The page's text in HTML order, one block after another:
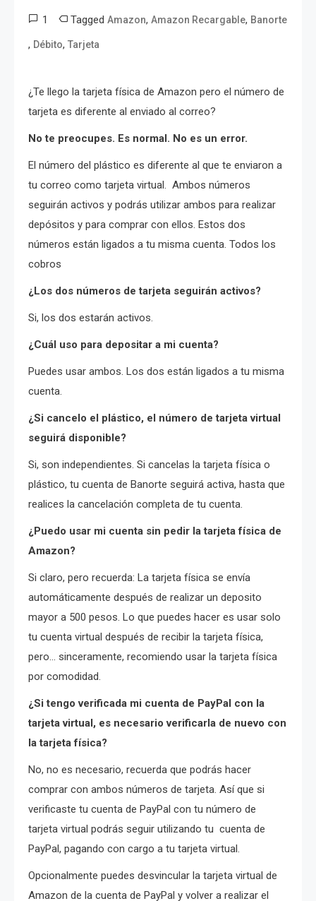
1 Tagged Amazon, Amazon Recargable, Banorte
, Débito, Tarjeta
¿Te llego la tarjeta física de Amazon pero el número de
tarjeta es diferente al enviado al correo?
No te preocupes. Es normal. No es un error.
El número del plástico es diferente al que te enviaron a
tu correo como tarjeta virtual. Ambos números
seguirán activos y podrás utilizar ambos para realizar
depósitos y para comprar con ellos. Estos dos
números están ligados a tu misma cuenta. Todos los
cobros
¿Los dos números de tarjeta seguirán activos?
Si, los dos estarán activos.
¿Cuál uso para depositar a mi cuenta?
Puedes usar ambos. Los dos están ligados a tu misma
cuenta.
¿Si cancelo el plástico, el número de tarjeta virtual
seguirá disponible?
Si, son independientes. Si cancelas la tarjeta física o
plástico, tu cuenta de Banorte seguirá activa, hasta que
realices la cancelación completa de tu cuenta.
¿Puedo usar mi cuenta sin pedir la tarjeta física de
Amazon?
Si claro, pero recuerda: La tarjeta física se envía
automáticamente después de realizar un deposito
mayor a 500 pesos. Lo que puedes hacer es usar solo
tu cuenta virtual después de recibir la tarjeta física,
pero… sinceramente, recomiendo usar la tarjeta física
por comodidad.
¿Si tengo verificada mi cuenta de PayPal con la
tarjeta virtual, es necesario verificarla de nuevo con
la tarjeta física?
No, no es necesario, recuerda que podrás hacer
comprar con ambos números de tarjeta. Así que si
verificaste tu cuenta de PayPal con tu número de
tarjeta virtual podrás seguir utilizando tu cuenta de
PayPal, pagando con cargo a tu tarjeta virtual.
Opcionalmente puedes desvincular la tarjeta virtual de
Amazon de la cuenta de PayPal y volver a realizar el